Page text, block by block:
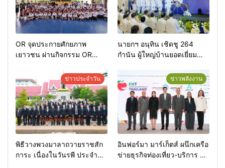
OR จุดประกายศักยภาพ
เยาวชน ผ่านกิจกรรม OR
นายกฯ อนุทิน เชิดชู 264
กำนัน ผู้ใหญ่บ้านยอดเยี่ยม
เกียรติยศแห่งการเสียสละ”
ข่าวประจำวัน
พิธีวางพวงมาลาถวายราชสัก
การะ เนื่องในวันรพี ประจำปี
ข่าวพลังงาน
อินฟอร์มา มาร์เก็ตส์ ผนึกเครือ
ข่ายธุรกิจท่องเที่ยว-บริการ จัด